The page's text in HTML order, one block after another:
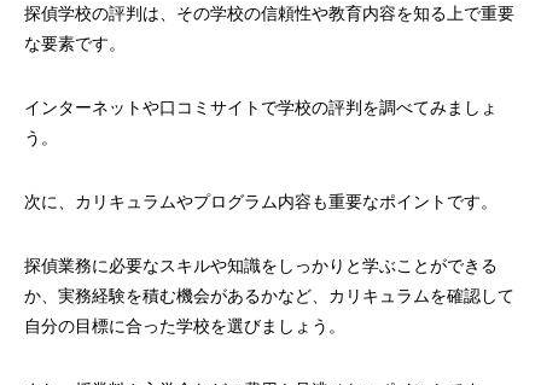
探偵学校の評判は、その学校の信頼性や教育内容を知る上で重要
な要素です。
インターネットや口コミサイトで学校の評判を調べてみましょ
う。
次に、カリキュラムやプログラム内容も重要なポイントです。
探偵業務に必要なスキルや知識をしっかりと学ぶことができる
か、実務経験を積む機会があるかなど、カリキュラムを確認して
自分の目標に合った学校を選びましょう。